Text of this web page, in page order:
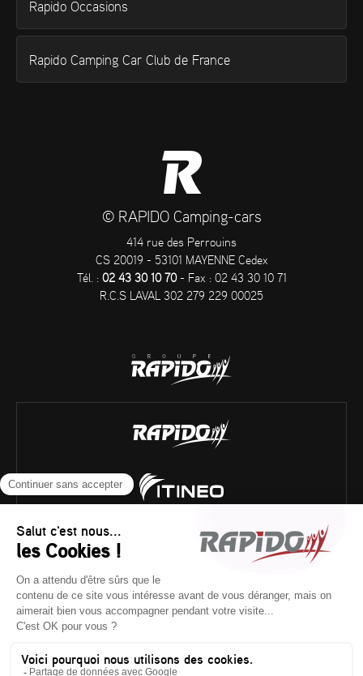
Rapido Occasions
Rapido Camping Car Club de France
© RAPIDO Camping-cars
414 rue des Perrouins
CS 20019 - 53101 MAYENNE Cedex
Tél. : 02 43 30 10 70- Fax : 02 43 30 10 71
R.C.S LAVAL 302 279 229 00025